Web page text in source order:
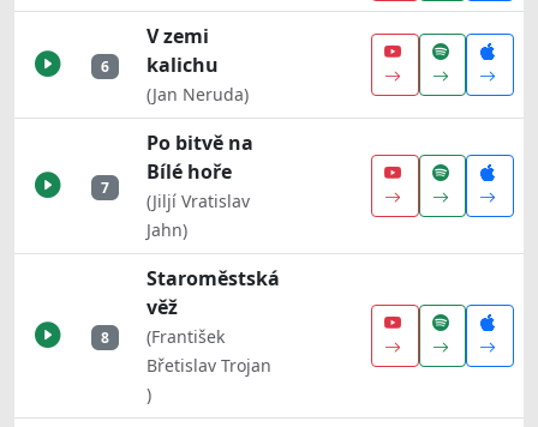
6
V zemi
kalichu
(Jan Neruda)
7
Po bitvě na
Bílé hoře
(Jiljí Vratislav
Jahn)
8
Staroměstská
věž
(František
Břetislav Trojan
)